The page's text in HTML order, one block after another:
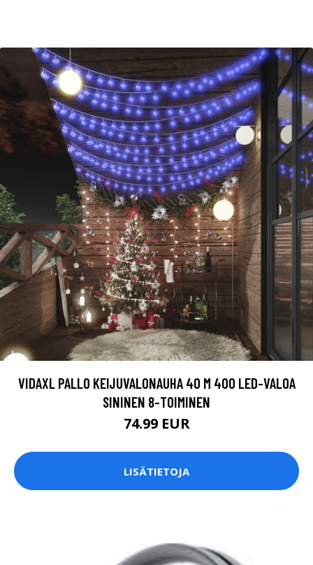
VIDAXL PALLO KEIJUVALONAUHA 40 M 400 LED-VALOA
SININEN 8-TOIMINEN
74.99 EUR
LISÄTIETOJA